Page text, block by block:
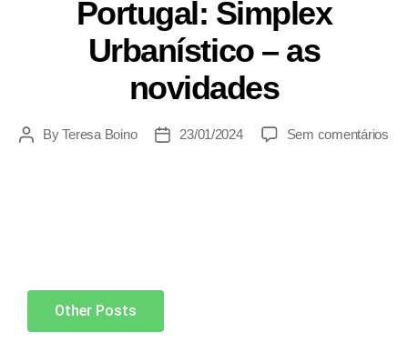
Portugal: Simplex
Urbanístico – as
novidades
ByTeresa Boino 23/01/2024 Sem comentários
Other Posts